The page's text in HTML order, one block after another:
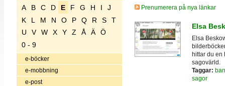
A B C D E F G H I
J
K
L M N O P Q R S
T
U
V W X Y Z Å Ä
Ö
0 - 9
e-böcker
e-mobbning
e-post
Prenumerera på nya länkar
Elsa
Elsa
hittar du en
sagovärld.
Taggar:
sagor